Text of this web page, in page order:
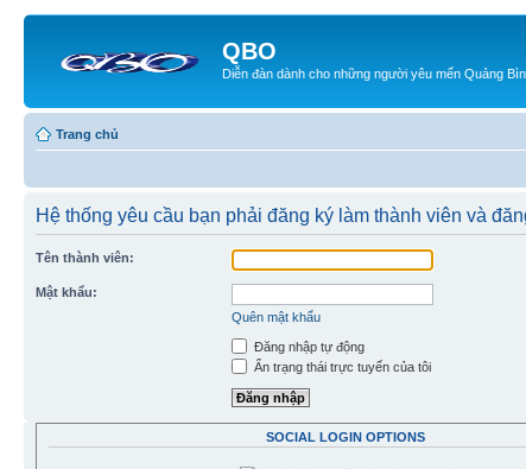
QBO
Diễn đàn dành cho những người yêu mến Quảng
Trang chủ
Hệ thống yêu cầu bạn phải đăng ký làm thành viên và
Tên thành viên:
Mật khẩu:
Quên mật khẩu
Đăng nhập tự động
Ẩn trạng thái trực tuyến của tôi
SOCIAL LOGIN OPTIONS